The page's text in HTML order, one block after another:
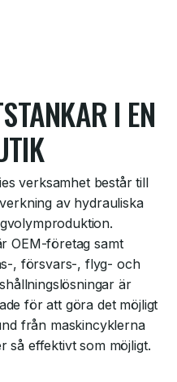
I EN
verksamhet består till
av hydrauliska
OEM-företag samt
, försvars-, flyg- och
är
för att göra det möjligt
från maskincyklerna
så effektivt som möjligt.